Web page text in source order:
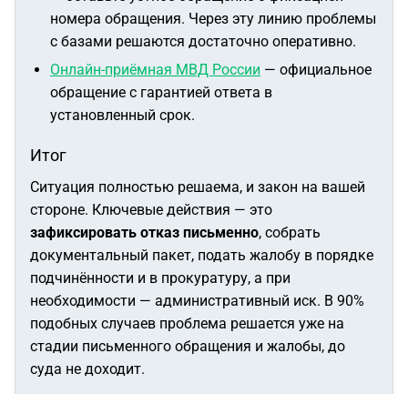
номера обращения. Через эту линию проблемы
с базами решаются достаточно оперативно.
Онлайн-приёмная МВД России — официальное
обращение с гарантией ответа в
установленный срок.
Итог
Ситуация полностью решаема, и закон на вашей
стороне. Ключевые действия — это
зафиксировать отказ письменно, собрать
документальный пакет, подать жалобу в порядке
подчинённости и в прокуратуру, а при
необходимости — административный иск. В 90%
подобных случаев проблема решается уже на
стадии письменного обращения и жалобы, до
суда не доходит.